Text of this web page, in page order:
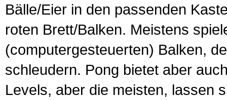
Bälle/Eier in den passenden
roten Brett/Balken. Meistens
(computergesteuerten) Balken,
schleudern. Pong bietet aber
Levels, aber die meisten, lassen